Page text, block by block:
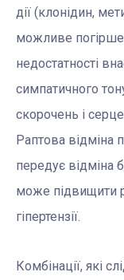
дії (клонідин,
можливе
недостатності
симпатичного
скорочень і
Раптова відміна
передує відміна
може підвищити
гіпертензії.
Комбінації, які